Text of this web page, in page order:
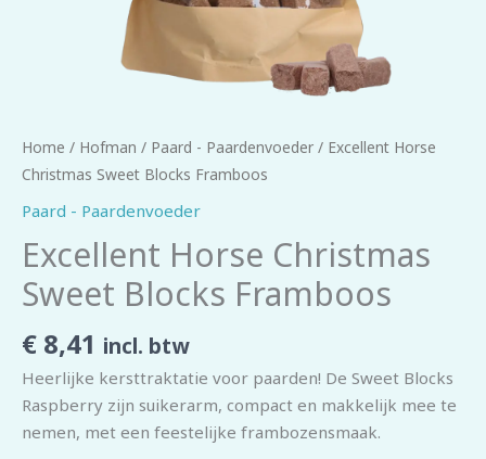
Home / Hofman / Paard - Paardenvoeder / Excellent Horse
Christmas Sweet Blocks Framboos
Paard - Paardenvoeder
Excellent Horse Christmas
Sweet Blocks Framboos
€ 8,41 incl. btw
Heerlijke kersttraktatie voor paarden! De Sweet Blocks
Raspberry zijn suikerarm, compact en makkelijk mee te
nemen, met een feestelijke frambozensmaak.